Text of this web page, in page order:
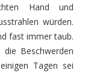
Hand und
würden.
fast immer taub.
Beschwerden
Tagen sei